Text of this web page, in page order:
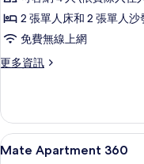
的
所
有
2 張單人床和 2 張單人沙
免費無線上網
更多資訊
更
430
的
詳
顯 7
Mate Apartment 360